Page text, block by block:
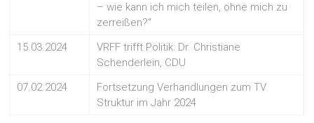
– wie kann ich mich teilen, ohne mich zu
zerreißen?“
15.03.2024
VRFF trifft Politik: Dr. Christiane
Schenderlein, CDU
07.02.2024
Fortsetzung Verhandlungen zum TV
Struktur im Jahr 2024